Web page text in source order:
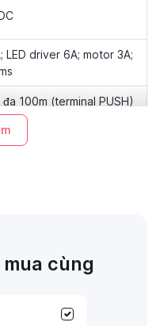
LED driver 6A; motor 3A;
100m (terminal PUSH)
MHz, +7 dBm,
Range hỗ trợ
cùng